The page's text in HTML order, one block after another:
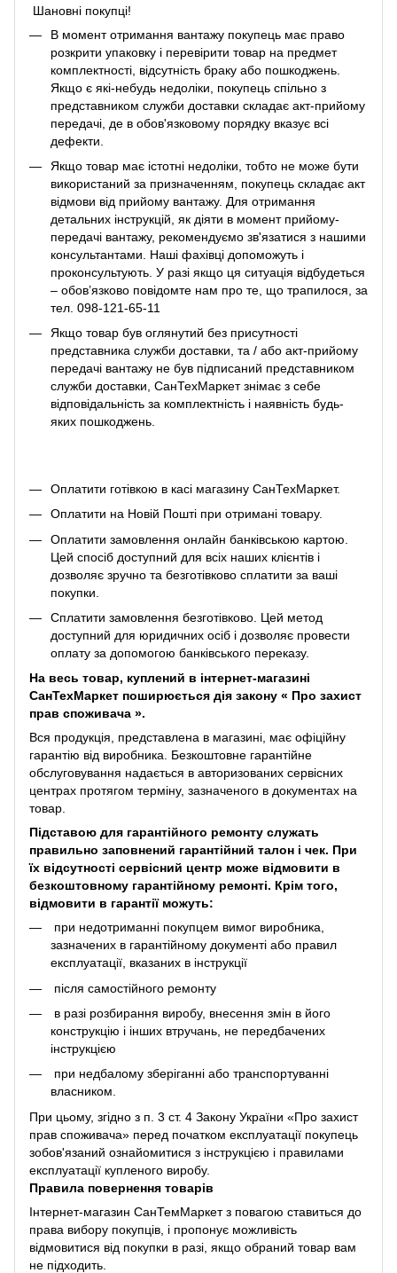
Шановні покупці!
В момент отримання вантажу покупець має право
розкрити упаковку і перевірити товар на предмет
комплектності, відсутність браку або пошкоджень.
Якщо є які-небудь недоліки, покупець спільно з
представником служби доставки складає акт-прийому
передачі, де в обов'язковому порядку вказує всі
дефекти.
Якщо товар має істотні недоліки, тобто не може бути
використаний за призначенням, покупець складає акт
відмови від прийому вантажу. Для отримання
детальних інструкцій, як діяти в момент прийому-
передачі вантажу, рекомендуємо зв'язатися з нашими
консультантами. Наші фахівці допоможуть і
проконсультують. У разі якщо ця ситуація відбудеться
– обов’язково повідомте нам про те, що трапилося, за
тел. 098-121-65-11
Якщо товар був оглянутий без присутності
представника служби доставки, та / або акт-прийому
передачі вантажу не був підписаний представником
служби доставки, СанТехМаркет знімає з себе
відповідальність за комплектність і наявність будь-
яких пошкоджень.
Оплатити готівкою в касі магазину СанТехМаркет.
Оплатити на Новій Пошті при отримані товару.
Оплатити замовлення онлайн банківською картою.
Цей спосіб доступний для всіх наших клієнтів і
дозволяє зручно та безготівково сплатити за ваші
покупки.
Сплатити замовлення безготівково. Цей метод
доступний для юридичних осіб і дозволяє провести
оплату за допомогою банківського переказу.
На весь товар, куплений в інтернет-магазині
СанТехМаркет поширюється дія закону « Про захист
прав споживача ».
Вся продукція, представлена ​​в магазині, має офіційну
гарантію від виробника. Безкоштовне гарантійне
обслуговування надається в авторизованих сервісних
центрах протягом терміну, зазначеного в документах на
товар.
Підставою для гарантійного ремонту служать
правильно заповнений гарантійний талон і чек. При
їх відсутності сервісний центр може відмовити в
безкоштовному гарантійному ремонті. Крім того,
відмовити в гарантії можуть:
при недотриманні покупцем вимог виробника,
зазначених в гарантійному документі або правил
експлуатації, вказаних в інструкції
після самостійного ремонту
в разі розбирання виробу, внесення змін в його
конструкцію і інших втручань, не передбачених
інструкцією
при недбалому зберіганні або транспортуванні
власником.
При цьому, згідно з п. 3 ст. 4 Закону України «Про захист
прав споживача» перед початком експлуатації покупець
зобов'язаний ознайомитися з інструкцією і правилами
експлуатації купленого виробу.
Правила повернення товарів
Інтернет-магазин СанТемМаркет з повагою ставиться до
права вибору покупців, і пропонує можливість
відмовитися від покупки в разі, якщо обраний товар вам
не підходить.